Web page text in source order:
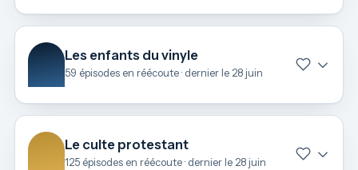
Les enfants du vinyle
59 épisodes en réécoute · dernier le 28 juin
Le culte protestant
125 épisodes en réécoute · dernier le 28 juin